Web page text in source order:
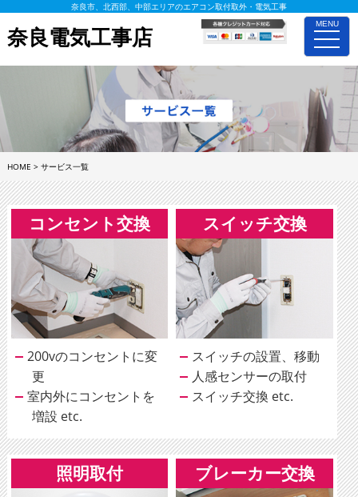
MENU
toggle
奈良市、北西部、中部エリアのエアコン取付取外・電気工事
奈良電気工事店
HOME > サービス一覧
コンセント交換
200vのコンセントに変
更
室内外にコンセントを
増設 etc.
スイッチ交換
スイッチの設置、移動
人感センサーの取付
スイッチ交換 etc.
照明取付 ブレーカー交換